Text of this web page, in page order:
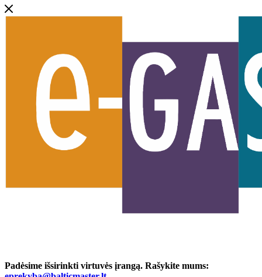
Padėsime išsirinkti virtuvės įrangą. Rašykite mums: